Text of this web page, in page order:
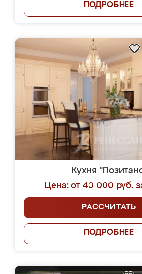
ПОДРОБНЕЕ
Кухня
Цена: от 40 000 руб.
РАССЧИТАТЬ
ПОДРОБНЕЕ